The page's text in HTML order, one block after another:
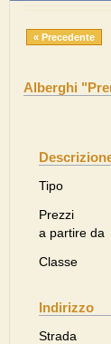
« Precedente
Alberghi
Tipo
Prezzi
a partire da
Classe
Indirizzo
Strada